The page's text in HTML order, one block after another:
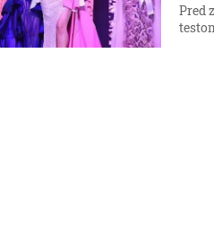
Pred